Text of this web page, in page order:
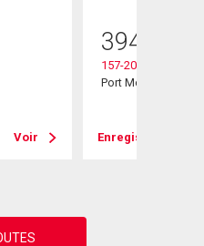
Voir
394 900
157-200 Westhill
Port Moody, BC
Enregistrer